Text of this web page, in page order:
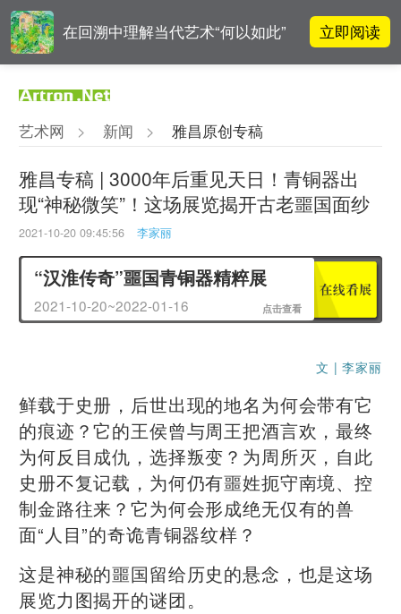
在回溯中理解当代艺术“何以如此” 立即阅读
影响力榜单
李铁夫冯钢百领衔 作为群体的早期
粤籍留美艺术家
翟莫梵：绘画少年的广阔天空
艺术网 > 新闻 > 雅昌原创专稿
雅昌专稿 | 3000年后重见天日！青铜器出
现“神秘微笑”！这场展览揭开古老噩国面纱
2021-10-20 09:45:56 李家丽
“汉淮传奇”噩国青铜器精粹展
2021-10-20~2022-01-16 点击查看
文 | 李家丽
鲜载于史册，后世出现的地名为何会带有它
的痕迹？它的王侯曾与周王把酒言欢，最终
为何反目成仇，选择叛变？为周所灭，自此
史册不复记载，为何仍有噩姓扼守南境、控
制金路往来？它为何会形成绝无仅有的兽
面“人目”的奇诡青铜器纹样？
这是神秘的噩国留给历史的悬念，也是这场
展览力图揭开的谜团。